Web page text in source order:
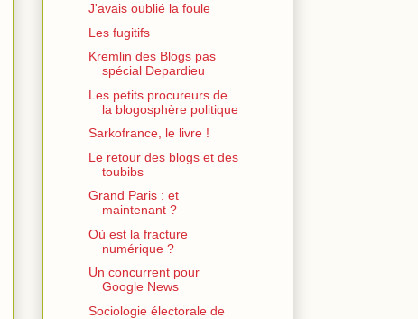
J'avais oublié la foule
Les fugitifs
Kremlin des Blogs pas
spécial Depardieu
Les petits procureurs de
la blogosphère politique
Sarkofrance, le livre !
Le retour des blogs et des
toubibs
Grand Paris : et
maintenant ?
Où est la fracture
numérique ?
Un concurrent pour
Google News
Sociologie électorale de